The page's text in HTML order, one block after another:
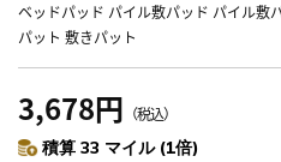
ベッドパッド パイル敷パッド パイル敷
パット 敷きパット
3,678円 （税込）
積算 33 マイル (1倍)